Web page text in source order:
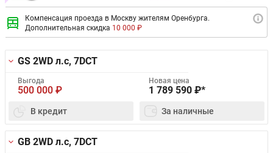
Компенсация проезда в Москву жителям Оренбурга.
Дополнительная скидка 10 000 ₽
GS 2WD л.с, 7DCT
Выгода
500 000 ₽
Новая цена
1 789 590 ₽*
В кредит За наличные
GB 2WD л.с, 7DCT